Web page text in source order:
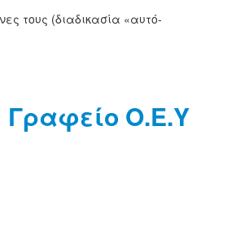
τους (διαδικασία «αυτό-
Γραφείο Ο.Ε.Υ